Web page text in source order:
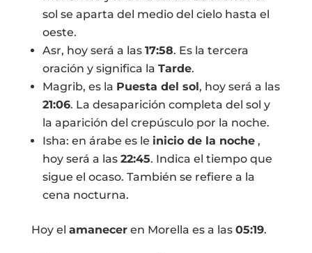
sol se aparta del medio del cielo hasta el
oeste.
Asr, hoy será a las 17:58. Es la tercera
oración y significa la Tarde.
Magrib, es la Puesta del sol, hoy será a las
21:06. La desaparición completa del sol y
la aparición del crepúsculo por la noche.
Isha: en árabe es le inicio de la noche,
hoy será a las 22:45. Indica el tiempo que
sigue el ocaso. También se refiere a la
cena nocturna.
Hoy el amaneceren Morella es a las 05:19.